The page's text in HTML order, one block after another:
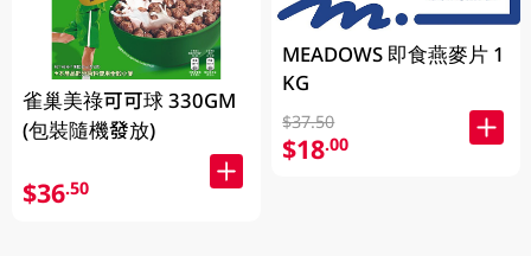
雀巢美祿可可球 330GM
(包裝隨機發放)
$36.50
MEADOWS 即食燕麥片 1
KG
$37.50
$18.00